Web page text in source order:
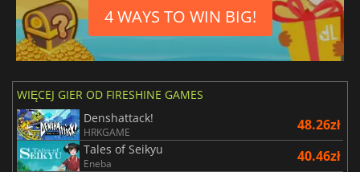
4 WAYS TO WIN BIG!
WIĘCEJ GIER OD FIRESHINE GAMES
Denshattack!
HRKGAME 48.26zł
Tales of Seikyu
Eneba 40.46zł